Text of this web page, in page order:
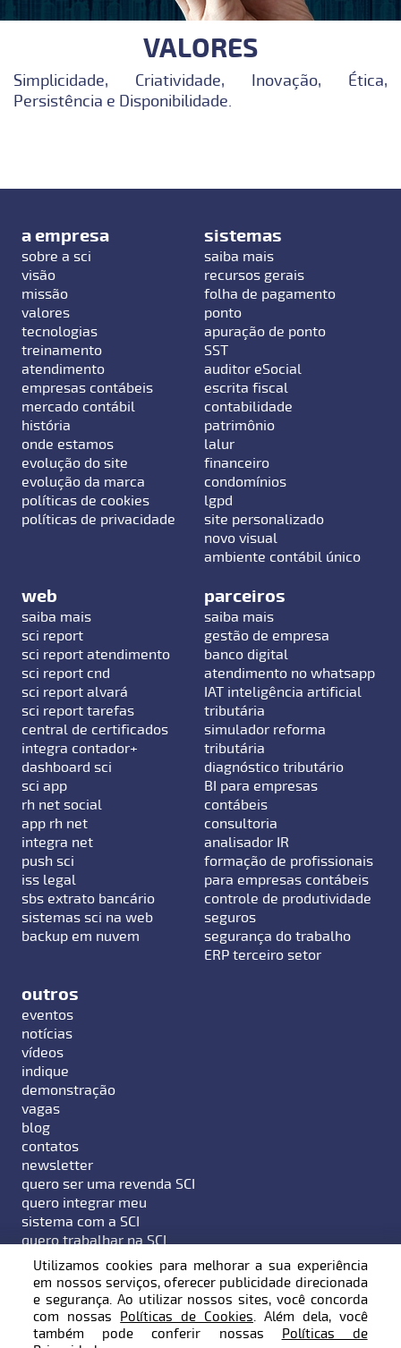
VALORES
Simplicidade, Criatividade, Inovação, Ética,
Persistência e Disponibilidade.
a empresa
sobre a sci
visão
missão
valores
tecnologias
treinamento
atendimento
empresas contábeis
mercado contábil
história
onde estamos
evolução do site
evolução da marca
políticas de cookies
políticas de privacidade
sistemas
saiba mais
recursos gerais
folha de pagamento
ponto
apuração de ponto
SST
auditor eSocial
escrita fiscal
contabilidade
patrimônio
lalur
financeiro
condomínios
lgpd
site personalizado
novo visual
ambiente contábil único
web
saiba mais
sci report
sci report atendimento
sci report cnd
sci report alvará
sci report tarefas
central de certificados
integra contador+
dashboard sci
sci app
rh net social
app rh net
integra net
push sci
iss legal
sbs extrato bancário
sistemas sci na web
backup em nuvem
parceiros
saiba mais
gestão de empresa
banco digital
atendimento no whatsapp
IAT inteligência artificial
tributária
simulador reforma
tributária
diagnóstico tributário
BI para empresas
contábeis
consultoria
analisador IR
formação de profissionais
para empresas contábeis
controle de produtividade
seguros
segurança do trabalho
ERP terceiro setor
outros
eventos
notícias
vídeos
indique
demonstração
vagas
blog
contatos
newsletter
quero ser uma revenda SCI
quero integrar meu
sistema com a SCI
quero trabalhar na SCI
Endereço: Rua Hermann Hering, 799 - Bairro Bom
Utilizamos cookies para melhorar a sua experiência
em nossos serviços, oferecer publicidade direcionada
e segurança. Ao utilizar nossos sites, você concorda
com nossas Políticas de Cookies. Além dela, você
também pode conferir nossas Políticas de